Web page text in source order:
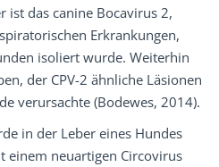
ist das canine Bocavirus 2,
Erkrankungen,
isoliert wurde. Weiterhin
der CPV-2 ähnliche Läsionen
verursachte (Bodewes, 2014).
in der Leber eines Hundes
einem neuartigen Circovirus